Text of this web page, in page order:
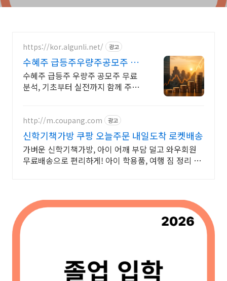
https://kor.algunli.net/ 광고
수혜주 급등주우량주공모주 추
지금 안보면 늦어요
수혜주 급등주 우량주 공모주 무료
분석, 기초부터 실전까지 함께 주식
http://m.coupang.com 광고
신학기책가방 쿠팡 오늘주문 내일도착 로켓배송
가벼운 신학기책가방, 아이 어깨 부담 덜고 와우회원
무료배송으로 편리하게! 아이 학용품, 여행 짐 정리 고